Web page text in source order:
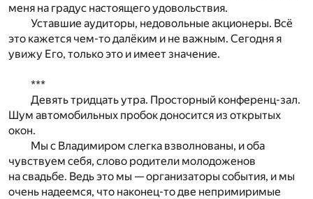
меня на градус настоящего удовольствия.
Уставшие аудиторы, недовольные акционеры. Всё
это кажется чем-то далёким и не важным. Сегодня я
увижу Его, только это и имеет значение.
***
Девять тридцать утра. Просторный конференц-зал.
Шум автомобильных пробок доносится из открытых
окон.
Мы с Владимиром слегка взволнованы, и оба
чувствуем себя, слово родители молодоженов
на свадьбе. Ведь это мы — организаторы события, и мы
очень надеемся, что наконец-то две непримиримые